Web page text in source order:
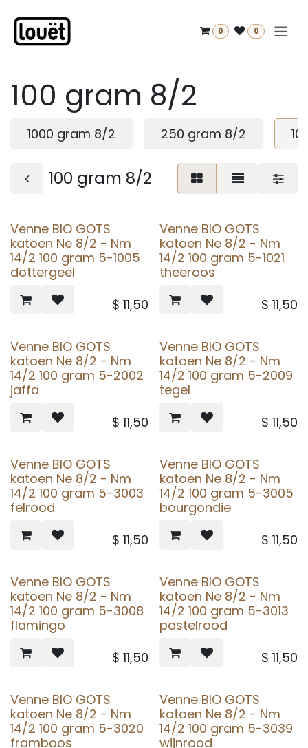
0 0
100 gram 8/2
1000 gram 8/2 250 gram 8/2
100 gram 8/2
Venne BIO GOTS
katoen Ne 8/2 - Nm
14/2 100 gram 5-1005
dottergeel
$ 11,50
Venne BIO GOTS
katoen Ne 8/2 - Nm
14/2 100 gram 5-1021
theeroos
$ 11,50
Venne BIO GOTS
katoen Ne 8/2 - Nm
14/2 100 gram 5-2002
jaffa
$ 11,50
Venne BIO GOTS
katoen Ne 8/2 - Nm
14/2 100 gram 5-2009
tegel
$ 11,50
Venne BIO GOTS
katoen Ne 8/2 - Nm
14/2 100 gram 5-3003
felrood
$ 11,50
Venne BIO GOTS
katoen Ne 8/2 - Nm
14/2 100 gram 5-3005
bourgondie
$ 11,50
Venne BIO GOTS
katoen Ne 8/2 - Nm
14/2 100 gram 5-3008
flamingo
$ 11,50
Venne BIO GOTS
katoen Ne 8/2 - Nm
14/2 100 gram 5-3013
pastelrood
$ 11,50
Venne BIO GOTS
katoen Ne 8/2 - Nm
14/2 100 gram 5-3020
framboos
Venne BIO GOTS
katoen Ne 8/2 - Nm
14/2 100 gram 5-3039
wijnrood